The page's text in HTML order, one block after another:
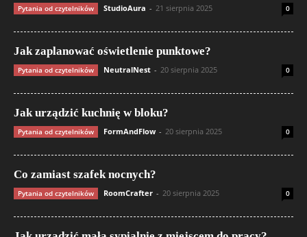
Pytania od czytelników StudioAura - 21 sierpnia 2025 0
Jak zaplanować oświetlenie punktowe?
Pytania od czytelników NeutralNest - 20 sierpnia 2025 0
Jak urządzić kuchnię w bloku?
Pytania od czytelników FormAndFlow - 20 sierpnia 2025 0
Co zamiast szafek nocnych?
Pytania od czytelników RoomCrafter - 20 sierpnia 2025 0